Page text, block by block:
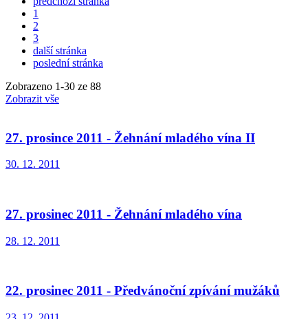
1
2
3
další stránka
poslední stránka
Zobrazeno 1-30 ze 88
Zobrazit vše
27. prosince 2011 - Žehnání mladého vína II
30. 12. 2011
27. prosinec 2011 - Žehnání mladého vína
28. 12. 2011
22. prosinec 2011 - Předvánoční zpívání mužáků